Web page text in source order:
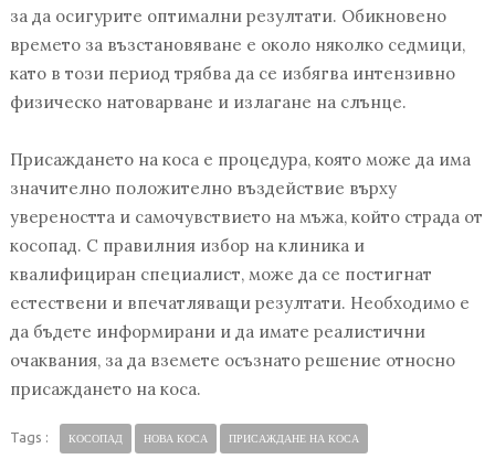
за да осигурите оптимални резултати. Обикновено
времето за възстановяване е около няколко седмици,
като в този период трябва да се избягва интензивно
физическо натоварване и излагане на слънце.
Присаждането на коса е процедура, която може да има
значително положително въздействие върху
увереността и самочувствието на мъжа, който страда от
косопад. С правилния избор на клиника и
квалифициран специалист, може да се постигнат
естествени и впечатляващи резултати. Необходимо е
да бъдете информирани и да имате реалистични
очаквания, за да вземете осъзнато решение относно
присаждането на коса.
Tags : КОСОПАД НОВА КОСА ПРИСАЖДАНЕ НА КОСА